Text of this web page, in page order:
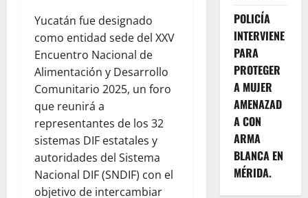
Yucatán fue designado
como entidad sede del XXV
Encuentro Nacional de
Alimentación y Desarrollo
Comunitario 2025, un foro
que reunirá a
representantes de los 32
sistemas DIF estatales y
autoridades del Sistema
Nacional DIF (SNDIF) con el
objetivo de intercambiar
POLICÍA
INTERVIENE
PARA
PROTEGER
A MUJER
AMENAZAD
A CON
ARMA
BLANCA EN
MÉRIDA.